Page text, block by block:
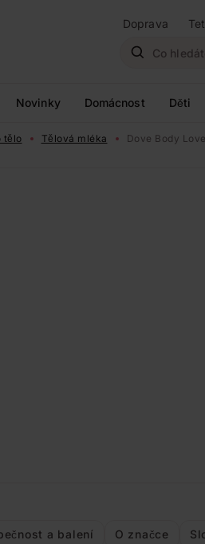
Doprava
Novinky Domácnost Děti
tělo Tělová mléka Dove Body
a balení O značce